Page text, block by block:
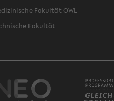
Fakultät OWL
Fakultät